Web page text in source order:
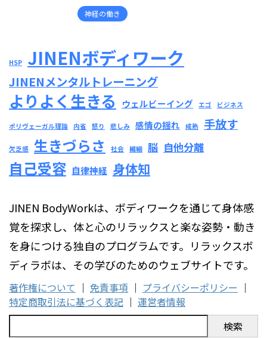
神経の働き
HSP JINENボディワーク
JINENメンタルトレーニング
よりよく生きる ウェルビーイング エゴ ビジネス
ポリヴェーガル理論 内省 怒り 悲しみ 感情の揺れ 成熟 手放す
欠乏感 生きづらさ 社会 繊細 脳 自他分離
自己受容 自律神経 身体知
JINEN BodyWorkは、ボディワークを通じて身体感
覚を探求し、体と心のリラックスと楽な姿勢・動き
を身につける独自のプログラムです。リラックスボ
ディラボは、その学びのためのウェブサイトです。
著作権について ｜ 免責事項 ｜ プライバシーポリシー ｜
特定商取引法に基づく表記 ｜ 運営者情報
検索